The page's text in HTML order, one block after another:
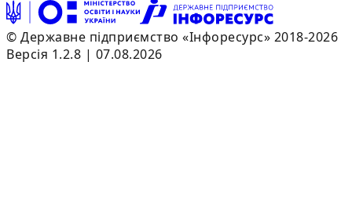
© Державне підприємство «Інфоресурс» 2018-2026
Версія 1.2.8 | 07.08.2026